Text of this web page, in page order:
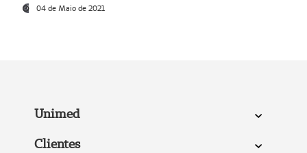
04 de Maio de 2021
Unimed
Clientes